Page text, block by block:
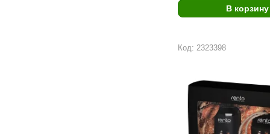
В корзину
Код: 2323398